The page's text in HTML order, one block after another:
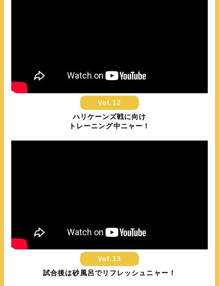
Vol.12
ハリケーンズ戦に向け
トレーニング中ニャー！
Vol.13
試合後は砂風呂でリフレッシュニャー！